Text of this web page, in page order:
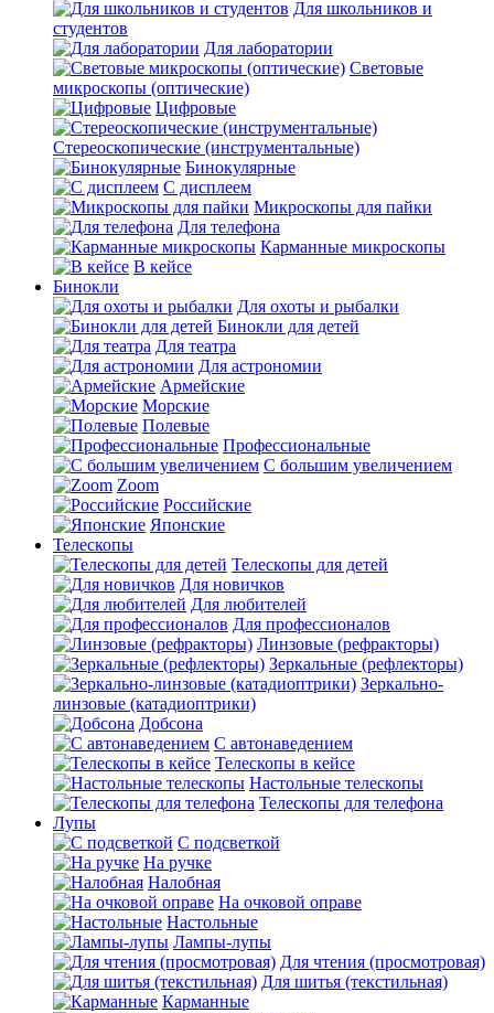
Для школьников и
студентов
Для лаборатории
Световые
микроскопы (оптические)
Цифровые
Стереоскопические (инструментальные)
Бинокулярные
С дисплеем
Микроскопы для пайки
Для телефона
Карманные микроскопы
В кейсе
Бинокли
Для охоты и рыбалки
Бинокли для детей
Для театра
Для астрономии
Армейские
Морские
Полевые
Профессиональные
С большим увеличением
Zoom
Российские
Японские
Телескопы
Телескопы для детей
Для новичков
Для любителей
Для профессионалов
Линзовые (рефракторы)
Зеркальные (рефлекторы)
Зеркально-
линзовые (катадиоптрики)
Добсона
С автонаведением
Телескопы в кейсе
Настольные телескопы
Телескопы для телефона
Лупы
С подсветкой
На ручке
Налобная
На очковой оправе
Настольные
Лампы-лупы
Для чтения (просмотровая)
Для шитья (текстильная)
Карманные